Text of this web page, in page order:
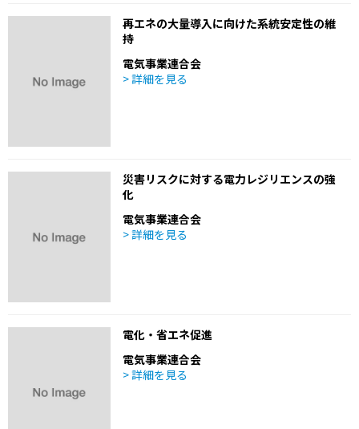
再エネの大量導入に向けた系統安定性の維
持
電気事業連合会
> 詳細を見る
災害リスクに対する電力レジリエンスの強
化
電気事業連合会
> 詳細を見る
電化・省エネ促進
電気事業連合会
> 詳細を見る